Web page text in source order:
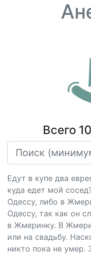
Всего
Едут в купе два
куда едет мой
Одессу, либо в
Одессу, так как он
в Жмеринку. В
или на свадьбу.
никто пока не умер.